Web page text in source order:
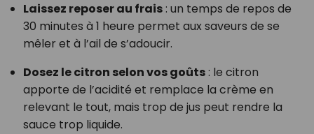
Laissez reposer au frais: un temps de repos de
30 minutes à 1 heure permet aux saveurs de se
mêler et à l’ail de s’adoucir.
Dosez le citron selon vos goûts: le citron
apporte de l’acidité et remplace la crème en
relevant le tout, mais trop de jus peut rendre la
sauce trop liquide.